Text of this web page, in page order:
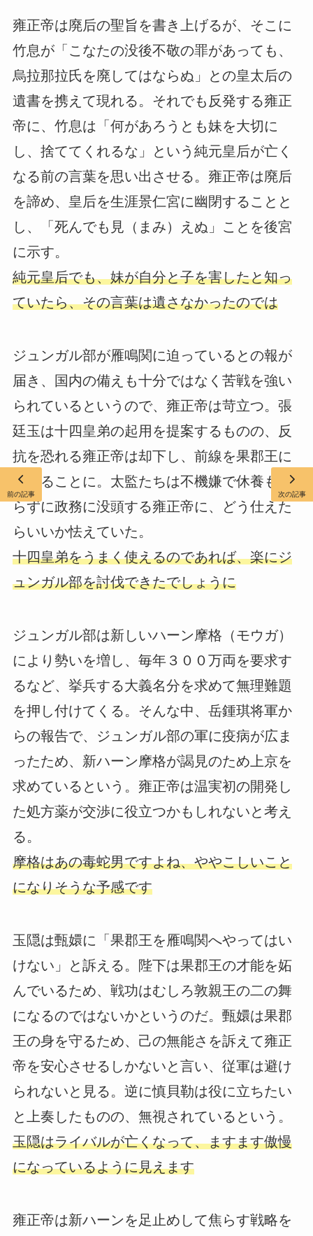
雍正帝は廃后の聖旨を書き上げるが、そこに
竹息が「こなたの没後不敬の罪があっても、
烏拉那拉氏を廃してはならぬ」との皇太后の
遺書を携えて現れる。それでも反発する雍正
帝に、竹息は「何があろうとも妹を大切に
し、捨ててくれるな」という純元皇后が亡く
なる前の言葉を思い出させる。雍正帝は廃后
を諦め、皇后を生涯景仁宮に幽閉することと
し、「死んでも見（まみ）えぬ」ことを後宮
に示す。
純元皇后でも、妹が自分と子を害したと知っ
ていたら、その言葉は遺さなかったのでは
ジュンガル部が雁鳴関に迫っているとの報が
届き、国内の備えも十分ではなく苦戦を強い
られているというので、雍正帝は苛立つ。張
廷玉は十四皇弟の起用を提案するものの、反
抗を恐れる雍正帝は却下し、前線を果郡王に
任せることに。太監たちは不機嫌で休養もと
らずに政務に没頭する雍正帝に、どう仕えた
らいいか怯えていた。
十四皇弟をうまく使えるのであれば、楽にジ
ュンガル部を討伐できたでしょうに
ジュンガル部は新しいハーン摩格（モウガ）
により勢いを増し、毎年３００万両を要求す
るなど、挙兵する大義名分を求めて無理難題
を押し付けてくる。そんな中、岳鍾琪将軍か
らの報告で、ジュンガル部の軍に疫病が広ま
ったため、新ハーン摩格が謁見のため上京を
求めているという。雍正帝は温実初の開発し
た処方薬が交渉に役立つかもしれないと考え
る。
摩格はあの毒蛇男ですよね、ややこしいこと
になりそうな予感です
玉隠は甄嬛に「果郡王を雁鳴関へやってはい
けない」と訴える。陛下は果郡王の才能を妬
んでいるため、戦功はむしろ敦親王の二の舞
になるのではないかというのだ。甄嬛は果郡
王の身を守るため、己の無能さを訴えて雍正
帝を安心させるしかないと言い、従軍は避け
られないと見る。逆に慎貝勒は役に立ちたい
と上奏したものの、無視されているという。
玉隠はライバルが亡くなって、ますます傲慢
になっているように見えます
雍正帝は新ハーンを足止めして焦らす戦略を
前の記事 次の記事